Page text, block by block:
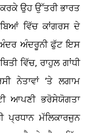
ਉਹ ਉੱਤਰੀ ਭਾਰਤ
ਵਿੱਚ ਕਾਂਗਰਸ ਦੇ
ਅੰਦਰ ਅੰਦਰੂਨੀ ਫੁੱਟ ਇਸ
ਵਿੱਚ, ਰਾਹੁਲ ਗਾਂਧੀ
ਨੇਤਾਵਾਂ ‘ਤੇ ਲਗਾਮ
ਆਪਣੀ ਭਰੋਸੇਯੋਗਤਾ
ਮੱਲਿਕਾਰਜੁਨ